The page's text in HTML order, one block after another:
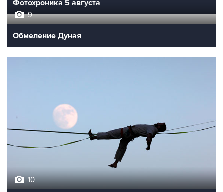
5 августа 15:25
предусматривает плату за проход Ормуза